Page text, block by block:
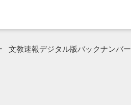
文教速報デジタル版バックナンバー